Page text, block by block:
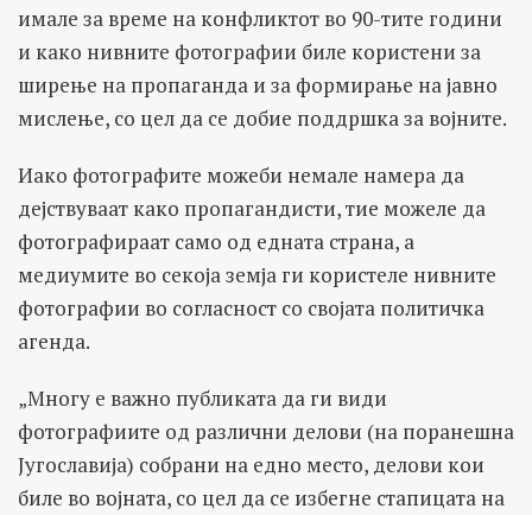
имале за време на конфликтот во 90-тите години
и како нивните фотографии биле користени за
ширење на пропаганда и за формирање на јавно
мислење, со цел да се добие поддршка за војните.
Иако фотографите можеби немале намера да
дејствуваат како пропагандисти, тие можеле да
фотографираат само од едната страна, а
медиумите во секоја земја ги користеле нивните
фотографии во согласност со својата политичка
агенда.
„Многу е важно публиката да ги види
фотографиите од различни делови (на поранешна
Југославија) собрани на едно место, делови кои
биле во војната, со цел да се избегне стапицата на